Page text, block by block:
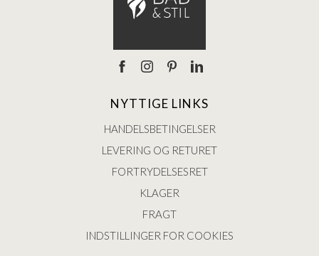
NYTTIGE LINKS
HANDELSBETINGELSER
LEVERING OG RETURET
FORTRYDELSESRET
KLAGER
FRAGT
INDSTILLINGER FOR COOKIES